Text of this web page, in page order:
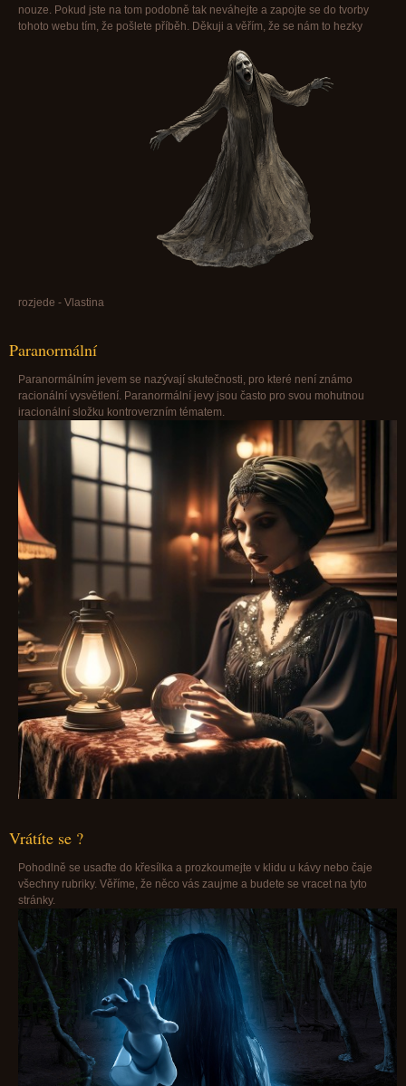
nouze. Pokud jste na tom podobně tak neváhejte a zapojte se do tvorby
tohoto webu tím, že pošlete příběh. Děkuji a věřím, že se nám to hezky
rozjede - Vlastina
Paranormální
Paranormálním jevem se nazývají skutečnosti, pro které není známo
racionální vysvětlení. Paranormální jevy jsou často pro svou mohutnou
iracionální složku kontroverzním tématem.
Vrátíte se ?
Pohodlně se usaďte do křesílka a prozkoumejte v klidu u kávy nebo čaje
všechny rubriky. Věříme, že něco vás zaujme a budete se vracet na tyto
stránky.